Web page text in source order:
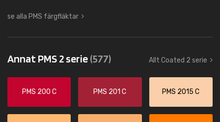
se alla PMS färgfläktar
Annat PMS 2 serie(577) Allt Coated 2 serie
PMS 200 C PMS 201 C PMS 2015 C